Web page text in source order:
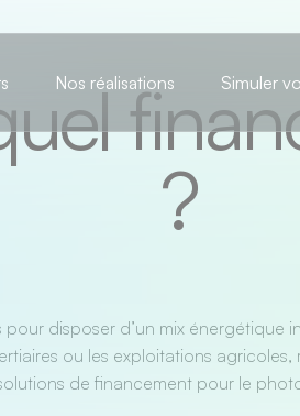
Nos réalisations Simuler
?
disposer d’un mix énergétique
ou les exploitations
de financement pour le